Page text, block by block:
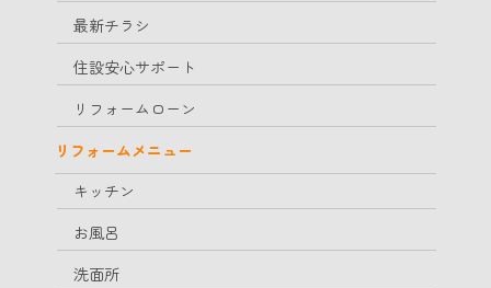
最新チラシ
住設安心サポート
リフォームローン
リフォームメニュー
キッチン
お風呂
洗面所